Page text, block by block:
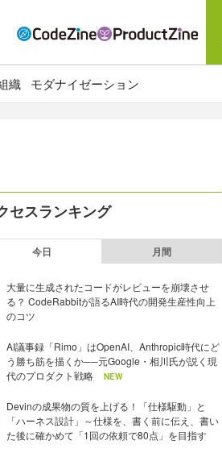
織 モダナイゼーション
セスランキング
今日 月間
大量に生成されたコードがレビューを崩壊させ
る？ CodeRabbitが語るAI時代の開発生産性向上
のコツ
AI議事録「Rimo」はOpenAI、Anthropic時代にど
う勝ち筋を描くか──元Google・相川氏が説く現
代のプロダクト戦略
NEW
Devinの成果物の質を上げる！「仕様駆動」と
「ハーネス設計」～仕様を、書く前に伝え、書い
た後に確かめて「1回の依頼で80点」を目指す